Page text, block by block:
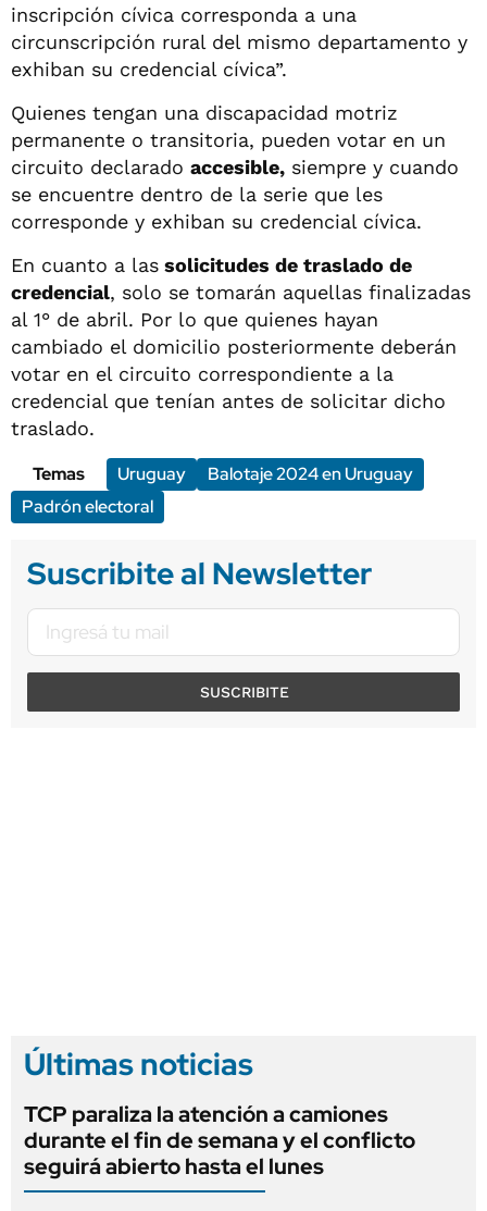
inscripción cívica corresponda a una
circunscripción rural del mismo departamento y
exhiban su credencial cívica”.
Quienes tengan una discapacidad motriz
permanente o transitoria, pueden votar en un
circuito declarado accesible, siempre y cuando
se encuentre dentro de la serie que les
corresponde y exhiban su credencial cívica.
En cuanto a las solicitudes de traslado de
credencial, solo se tomarán aquellas finalizadas
al 1° de abril. Por lo que quienes hayan
cambiado el domicilio posteriormente deberán
votar en el circuito correspondiente a la
credencial que tenían antes de solicitar dicho
traslado.
Temas
Uruguay
Balotaje 2024 en Uruguay
Padrón electoral
Suscribite al Newsletter
SUSCRIBITE
Últimas noticias
TCP paraliza la atención a camiones
durante el fin de semana y el conflicto
seguirá abierto hasta el lunes